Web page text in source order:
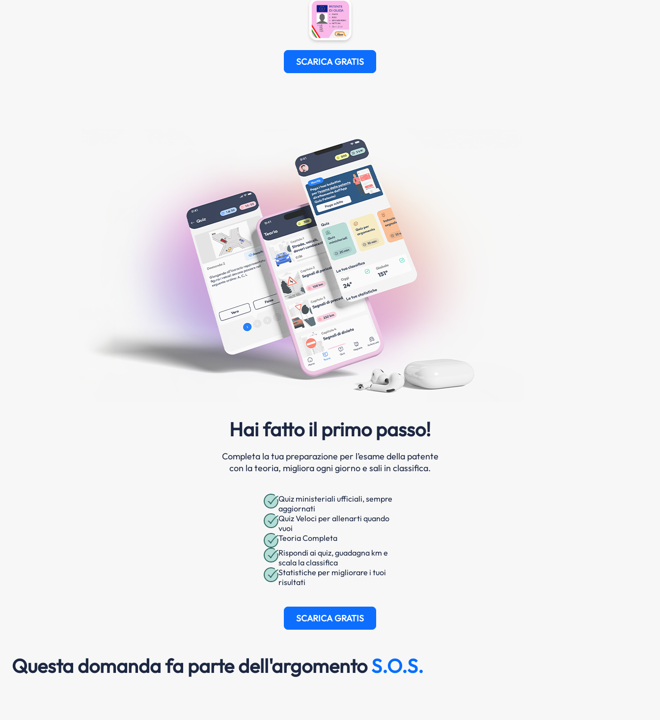
SCARICA GRATIS
Hai fatto il primo passo!
Completa la tua preparazione per l’esame della patente
con la teoria, migliora ogni giorno e sali in classifica.
Quiz ministeriali ufficiali, sempre
aggiornati
Quiz Veloci per allenarti quando
vuoi
Teoria Completa
Rispondi ai quiz, guadagna km e
scala la classifica
Statistiche per migliorare i tuoi
risultati
SCARICA GRATIS
Questa domanda fa parte dell'argomentoS.O.S.